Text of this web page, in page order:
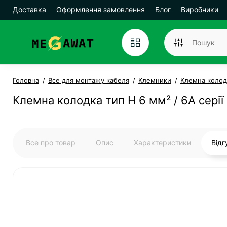
Доставка Оформлення замовлення Блог Виробники
Головна Все для монтажу кабеля Клемники Клемна
Клемна колодка тип Н 6 мм² / 6А серії
Все про товар Опис Характеристики